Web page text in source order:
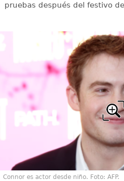
pruebas después del festivo
Connor es actor desde niño. Foto: AFP.